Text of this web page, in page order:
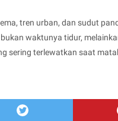
tren urban, dan sudut
waktunya tidur,
sering terlewatkan saat